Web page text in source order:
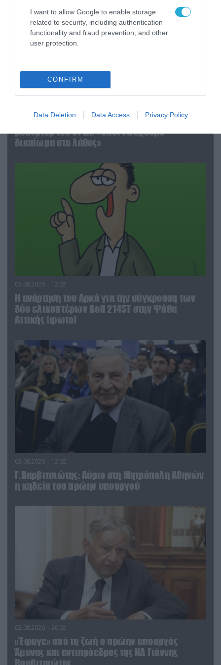
I want to allow Google to enable storage
related to security, including authentication
functionality and fraud prevention, and other
user protection.
CONFIRM
Data Deletion Data Access Privacy Policy
Ξέπλυμα της ανοησίας από τη Α.Γιάμαλη για την
ρεπόρτερ του ΟΡΕΝ: «Όλοι να έχουμε
δικαίωμα στο λάθος»
03.08.2026 | 12:02
Η ανάρτηση του Αρκά για την σύγκρουση των
δύο ελικοπτέρων Bell 214ST στην Ψάθα
Αττικής (φωτο)
03.08.2026 | 12:02
Γ.Βαρβιτσιώτης: Aύριο στη Μητρόπολη Αθηνών
η κηδεία του πρώην υπουργού
02.08.2026 | 20:02
«Έφυγε» από τη ζωή ο πρώην υπουργός
Άμυνας και αντιπρόεδρος της ΝΔ Γιάννης